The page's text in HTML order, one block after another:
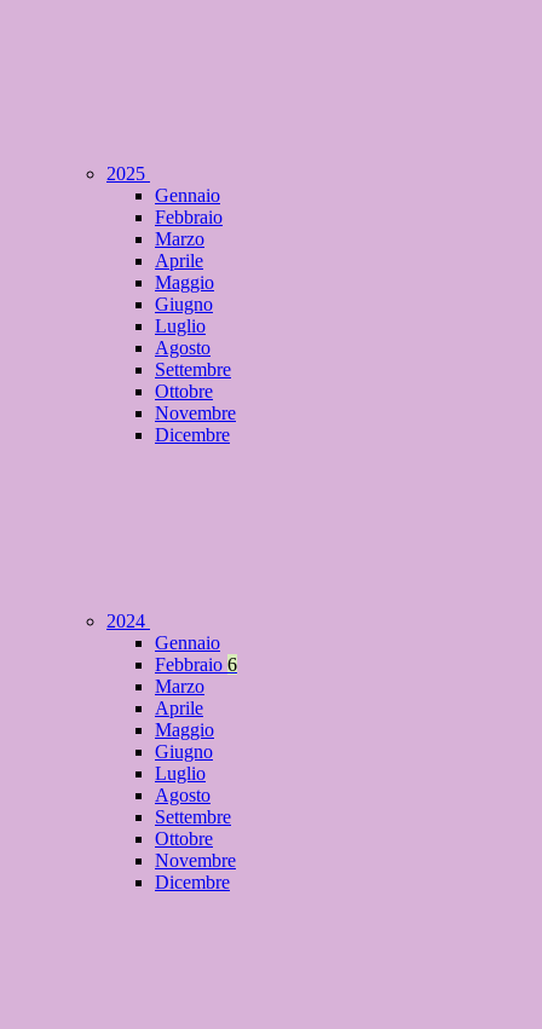
2025
Gennaio
Febbraio
Marzo
Aprile
Maggio
Giugno
Luglio
Agosto
Settembre
Ottobre
Novembre
Dicembre
2024
Gennaio
Febbraio 6
Marzo
Aprile
Maggio
Giugno
Luglio
Agosto
Settembre
Ottobre
Novembre
Dicembre